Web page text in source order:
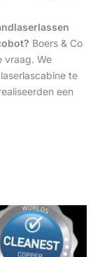
Boers & Co
vraag. We
te
een